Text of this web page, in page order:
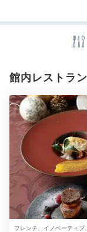
夕食メニュー一例(1)
夕食はホテルの
ド牛をはじめ、
です。ドリンク
ラス窓から中庭
ボディソープ タ
※設備・アメニティは
館内レストラン
フレンチ、イノベーティブ